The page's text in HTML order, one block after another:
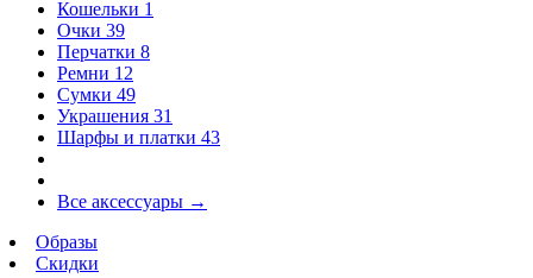
Кошельки 1
Очки 39
Перчатки 8
Ремни 12
Сумки 49
Украшения 31
Шарфы и платки 43
Все аксессуары →
Образы
Скидки